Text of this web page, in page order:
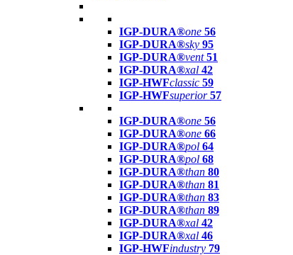
IGP-DURA®one 56
IGP-DURA®sky 95
IGP-DURA®vent 51
IGP-DURA®xal 42
IGP-HWFclassic 59
IGP-HWFsuperior 57
IGP-DURA®one 56
IGP-DURA®one 66
IGP-DURA®pol 64
IGP-DURA®pol 68
IGP-DURA®than 80
IGP-DURA®than 81
IGP-DURA®than 83
IGP-DURA®than 89
IGP-DURA®xal 42
IGP-DURA®xal 46
IGP-HWFindustry 79